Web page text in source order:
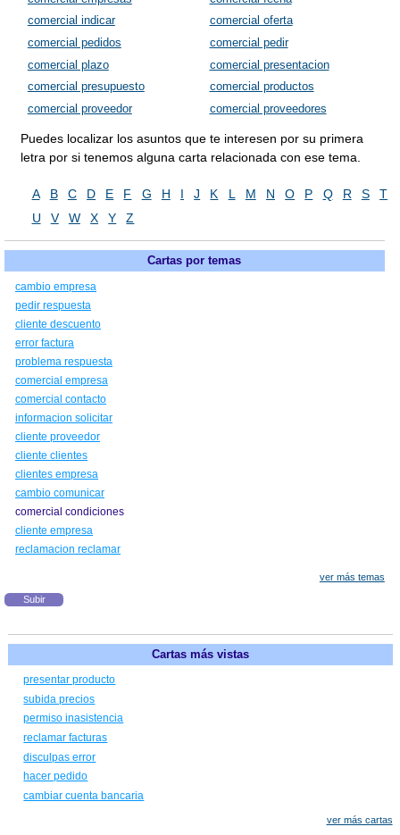
comercial indicar
comercial oferta
comercial pedidos
comercial pedir
comercial plazo
comercial presentacion
comercial presupuesto
comercial productos
comercial proveedor
comercial proveedores
Puedes localizar los asuntos que te interesen por su primera
letra por si tenemos alguna carta relacionada con ese tema.
A B C D E F G H I J K L M N O P Q R S
T
U
V W X Y Z
Cartas por temas
cambio empresa
pedir respuesta
cliente descuento
error factura
problema respuesta
comercial empresa
comercial contacto
informacion solicitar
cliente proveedor
cliente clientes
clientes empresa
cambio comunicar
comercial condiciones
cliente empresa
reclamacion reclamar
ver más temas
Subir
Cartas más vistas
presentar producto
subida precios
permiso inasistencia
reclamar facturas
disculpas error
hacer pedido
cambiar cuenta bancaria
ver más cartas